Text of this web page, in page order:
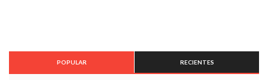
POPULAR RECIENTES